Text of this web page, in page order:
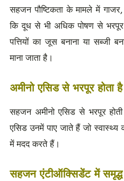
सहजन पौष्टिकता के मामले में
कि दूध से भी अधिक पोषण से
पत्तियों का जूस बनाना या सब्जी
माना जाता है।
अमीनो एसिड से भरपूर होता
सहजन अमीनो एसिड से भरपूर
एसिड उनमें पाए जाते हैं जो
में मदद करते हैं।
सहजन एंटीऑक्सिडेंट में समृद्ध